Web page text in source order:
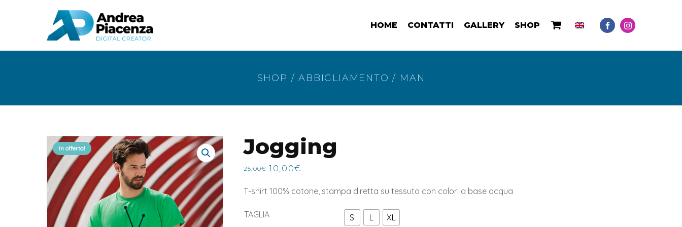
HOME CONTATTI GALLERY SHOP
SHOP /ABBIGLIAMENTO / MAN
In offerta! Jogging
25,00€
Il
prezzo
era:
10,00€
Il
prezzo
è:
T-shirt 100% cotone, stampa diretta su tessuto con colori a base acqua
TAGLIA S L XL